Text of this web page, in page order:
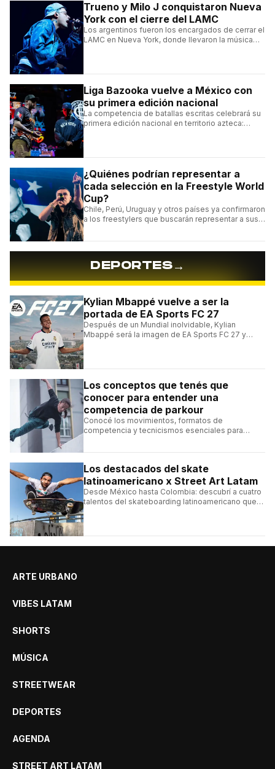
Trueno y Milo J conquistaron Nueva
York con el cierre del LAMC
Los argentinos fueron los encargados de cerrar el
LAMC en Nueva York, donde llevaron la música
Liga Bazooka vuelve a México con
su primera edición nacional
La competencia de batallas escritas celebrará su
primera edición nacional en territorio azteca:
¿Quiénes podrían representar a
cada selección en la Freestyle World
Cup?
Chile, Perú, Uruguay y otros países ya confirmaron
a los freestylers que buscarán representar a sus
DEPORTES→
Kylian Mbappé vuelve a ser la
portada de EA Sports FC 27
Después de un Mundial inolvidable, Kylian
Mbappé será la imagen de EA Sports FC 27 y
Los conceptos que tenés que
conocer para entender una
competencia de parkour
Conocé los movimientos, formatos de
competencia y tecnicismos esenciales para
Los destacados del skate
latinoamericano x Street Art Latam
Desde México hasta Colombia: descubrí a cuatro
talentos del skateboarding latinoamericano que
ARTE URBANO
VIBES LATAM
SHORTS
MÚSICA
STREETWEAR
DEPORTES
AGENDA
STREET ART LATAM